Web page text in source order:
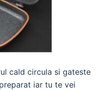
cald circula si gateste
iar tu te vei